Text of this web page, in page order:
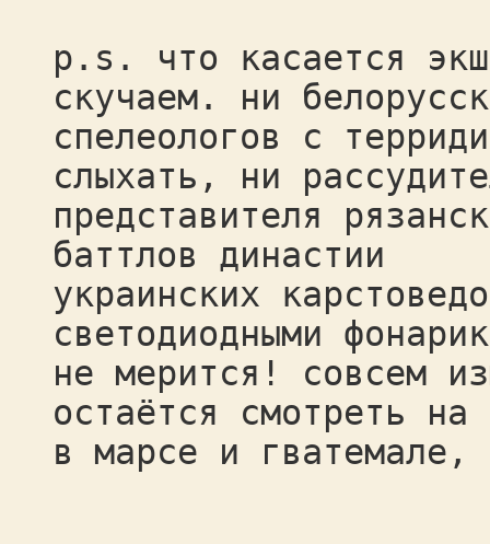
p.s. что касается
скучаем. ни
спелеологов с
слыхать, ни
представителя
баттлов династии
украинских
светодиодными
не мерится! совсем
остаётся смотреть на
в марсе и